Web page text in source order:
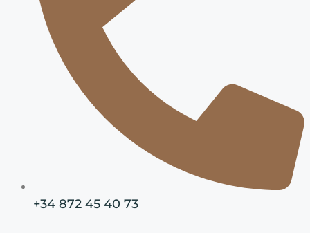
+34 872 45 40 73